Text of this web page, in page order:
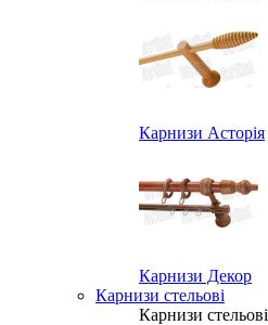
Карнизи Асторія
Карнизи Декор
Карнизи стельові
Карнизи стельові